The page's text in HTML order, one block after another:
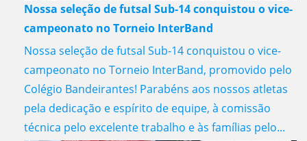
Nossa seleção de futsal Sub-14 conquistou o vice-
campeonato no Torneio InterBand
Nossa seleção de futsal Sub-14 conquistou o vice-
campeonato no Torneio InterBand, promovido pelo
Colégio Bandeirantes! Parabéns aos nossos atletas
pela dedicação e espírito de equipe, à comissão
técnica pelo excelente trabalho e às famílias pelo...